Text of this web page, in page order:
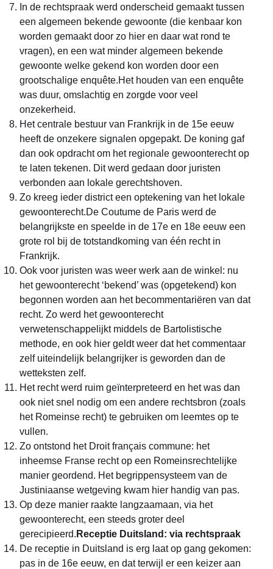
In de rechtspraak werd onderscheid gemaakt tussen
een algemeen bekende gewoonte (die kenbaar kon
worden gemaakt door zo hier en daar wat rond te
vragen), en een wat minder algemeen bekende
gewoonte welke gekend kon worden door een
grootschalige enquête.Het houden van een enquête
was duur, omslachtig en zorgde voor veel
onzekerheid.
Het centrale bestuur van Frankrijk in de 15e eeuw
heeft de onzekere signalen opgepakt. De koning gaf
dan ook opdracht om het regionale gewoonterecht op
te laten tekenen. Dit werd gedaan door juristen
verbonden aan lokale gerechtshoven.
Zo kreeg ieder district een optekening van het lokale
gewoonterecht.De Coutume de Paris werd de
belangrijkste en speelde in de 17e en 18e eeuw een
grote rol bij de totstandkoming van één recht in
Frankrijk.
Ook voor juristen was weer werk aan de winkel: nu
het gewoonterecht ‘bekend’ was (opgetekend) kon
begonnen worden aan het becommentariëren van dat
recht. Zo werd het gewoonterecht
verwetenschappelijkt middels de Bartolistische
methode, en ook hier geldt weer dat het commentaar
zelf uiteindelijk belangrijker is geworden dan de
wetteksten zelf.
Het recht werd ruim geïnterpreteerd en het was dan
ook niet snel nodig om een andere rechtsbron (zoals
het Romeinse recht) te gebruiken om leemtes op te
vullen.
Zo ontstond het Droit français commune: het
inheemse Franse recht op een Romeinsrechtelijke
manier geordend. Het begrippensysteem van de
Justiniaanse wetgeving kwam hier handig van pas.
Op deze manier raakte langzaamaan, via het
gewoonterecht, een steeds groter deel
gerecipieerd. Receptie Duitsland: via rechtspraak
De receptie in Duitsland is erg laat op gang gekomen:
pas in de 16e eeuw, en dat terwijl er een keizer aan